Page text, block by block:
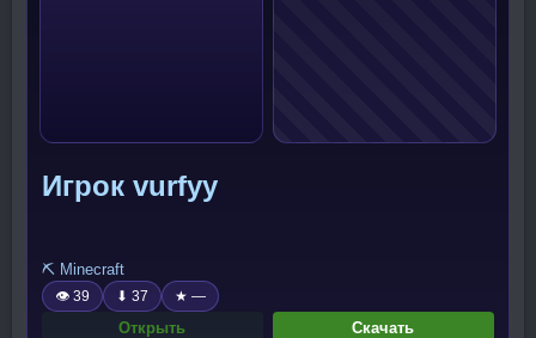
Игрок vurfyy
⛏️ Minecraft
👁 39 ⬇ 37 ★ —
Открыть Скачать